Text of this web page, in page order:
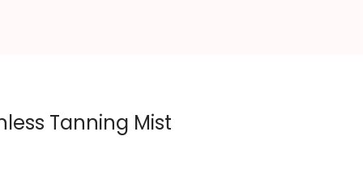
Tanning Mist